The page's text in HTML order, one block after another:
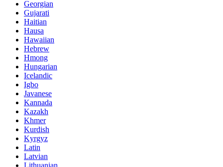
Georgian
Gujarati
Haitian
Hausa
Hawaiian
Hebrew
Hmong
Hungarian
Icelandic
Igbo
Javanese
Kannada
Kazakh
Khmer
Kurdish
Kyrgyz
Latin
Latvian
Lithuanian